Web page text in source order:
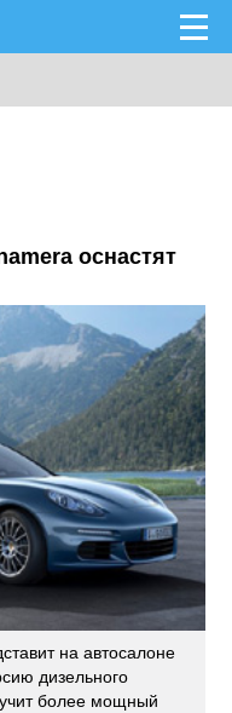
оснастят
на автосалоне
дизельного
более мощный